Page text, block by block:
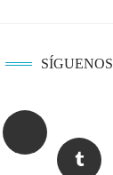
SÍGUENOS